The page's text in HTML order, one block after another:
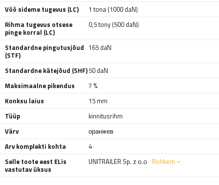
Vöö sideme tugevus (LC)
1 tona (1000 daN)
Rihma tugevus otsese
pinge korral (LC)
0,5 tony (500 daN)
Standardne pingutusjõud
(STF)
165 daN
Standardne kätejõud (SHF)50 daN
Maksimaalne pikendus
7 %
Konksu laius
15 mm
Tüüp
kinnitusrihm
Värv
оранжев
Arv komplekti kohta
4
Selle toote eest ELis
vastutav üksus
UNITRAILER Sp. z o.o Rohkem